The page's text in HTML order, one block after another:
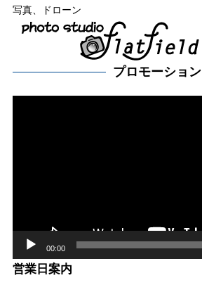
写真、ドローン
プロモーション
00:00
営業日案内